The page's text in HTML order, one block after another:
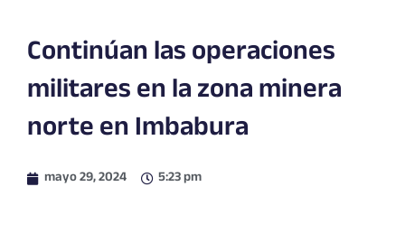
Continúan las operaciones
militares en la zona minera
norte en Imbabura
mayo 29, 2024 5:23 pm